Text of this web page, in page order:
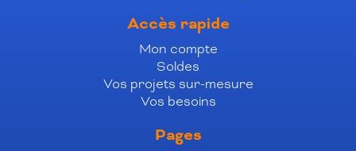
Accès rapide
Mon compte
Soldes
Vos projets sur-mesure
Vos besoins
Pages